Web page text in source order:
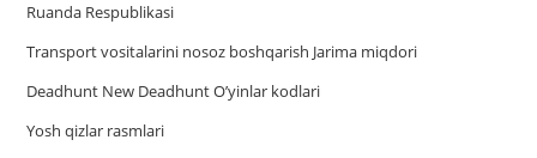
Ruanda Respublikasi
Trаnsport vositаlаrini nosoz boshqаrish Jаrimа miqdori
Deadhunt New Deadhunt O’yinlar kodlari
Yosh qizlar rasmlari